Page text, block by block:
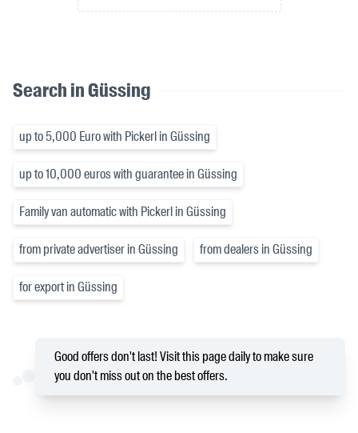
Search in Güssing
up to 5,000 Euro with Pickerl in Güssing
up to 10,000 euros with guarantee in Güssing
Family van automatic with Pickerl in Güssing
from private advertiser in Güssing from dealers in Güssing
for export in Güssing
Good offers don't last! Visit this page daily to make sure
you don't miss out on the best offers.